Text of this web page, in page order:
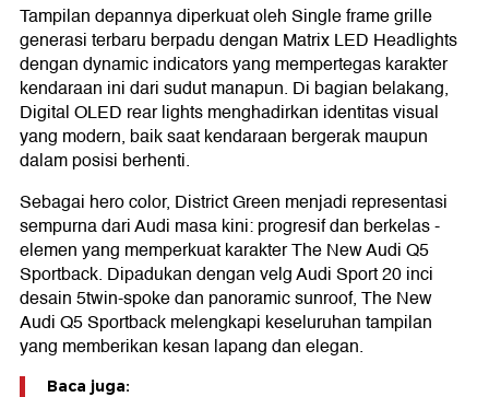
Tampilan depannya diperkuat oleh Single frame grille
generasi terbaru berpadu dengan Matrix LED Headlights
dengan dynamic indicators yang mempertegas karakter
kendaraan ini dari sudut manapun. Di bagian belakang,
Digital OLED rear lights menghadirkan identitas visual
yang modern, baik saat kendaraan bergerak maupun
dalam posisi berhenti.
Sebagai hero color, District Green menjadi representasi
sempurna dari Audi masa kini: progresif dan berkelas -
elemen yang memperkuat karakter The New Audi Q5
Sportback. Dipadukan dengan velg Audi Sport 20 inci
desain 5twin-spoke dan panoramic sunroof, The New
Audi Q5 Sportback melengkapi keseluruhan tampilan
yang memberikan kesan lapang dan elegan.
Baca juga: